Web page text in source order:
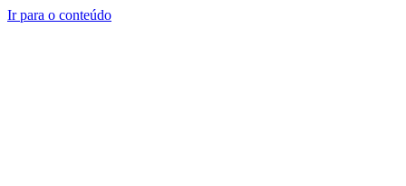
Ir para o conteúdo